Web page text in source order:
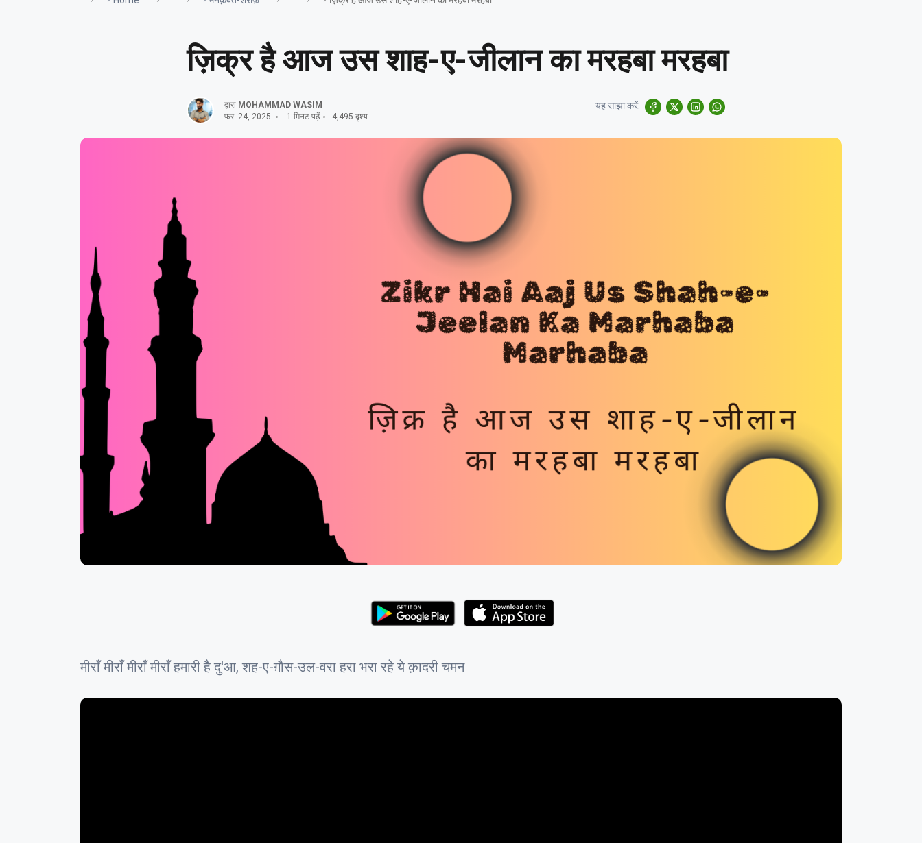
ज़िक्र है आज उस शाह-ए-जीलान का मरहबा मरहबा
द्वारा MOHAMMAD WASIM
फ़र. 24, 2025
1 मिनट पढ़ें 4,495 दृश्य
यह साझा करें:
मीराँ मीराँ मीराँ मीराँ हमारी है दु'आ, शह-ए-ग़ौस-उल-वरा हरा भरा रहे ये क़ादरी चमन